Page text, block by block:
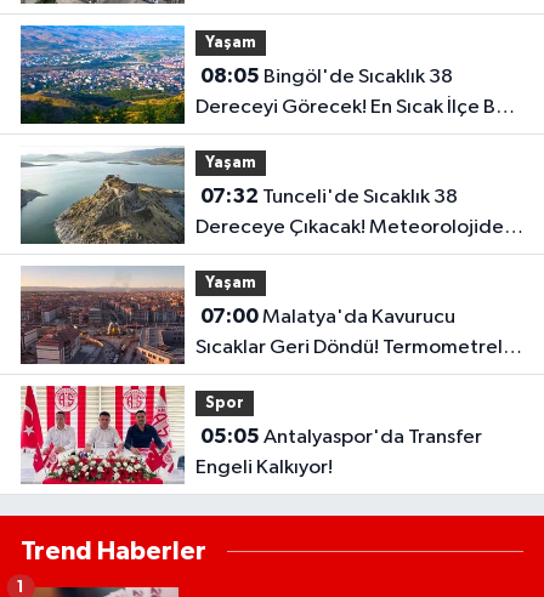
Yaşam
08:05
Dereceyi Görecek! En Sıcak İlçe Belli
Oldu..
Yaşam
07:32
Dereceye Çıkacak! Meteorolojiden
Yeni Tahmin
Yaşam
07:00Malatya'da Kavurucu
Sıcaklar Geri Döndü! Termometreler
39 Dereceyi Gösterecek..
Spor
05:05
Engeli Kalkıyor!
Trend Haberler
1